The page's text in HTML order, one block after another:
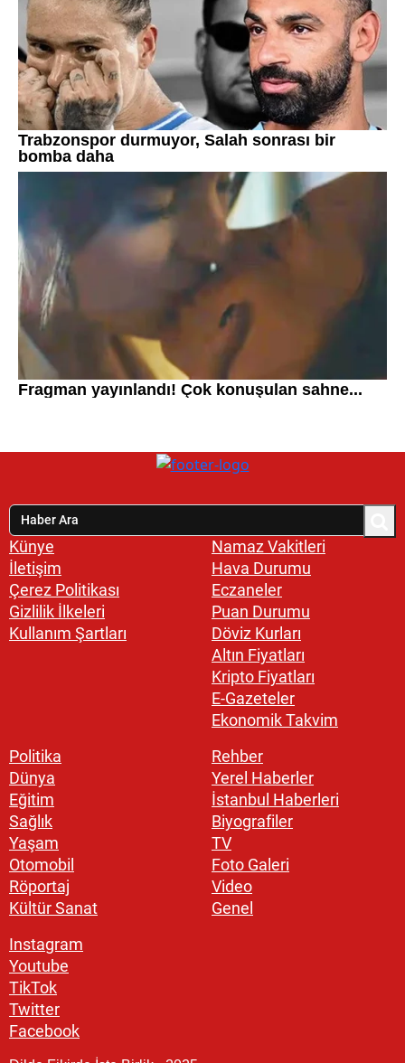
Künye
İletişim
Çerez Politikası
Gizlilik İlkeleri
Kullanım Şartları
Namaz Vakitleri
Hava Durumu
Eczaneler
Puan Durumu
Döviz Kurları
Altın Fiyatları
Kripto Fiyatları
E-Gazeteler
Ekonomik Takvim
Politika
Dünya
Eğitim
Sağlık
Yaşam
Otomobil
Röportaj
Kültür Sanat
Rehber
Yerel Haberler
İstanbul Haberleri
Biyografiler
TV
Foto Galeri
Video
Genel
Instagram
Youtube
TikTok
Twitter
Facebook